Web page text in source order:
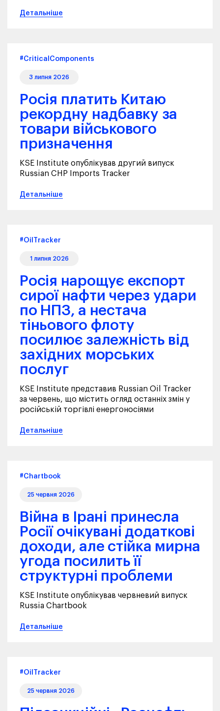
Детальніше
#CriticalComponents
3 липня 2026
Росія платить Китаю
рекордну надбавку за
товари військового
призначення
KSE Institute опублікував другий випуск
Russian CHP Imports Tracker
Детальніше
#OilTracker
1 липня 2026
Росія нарощує експорт
сирої нафти через удари
по НПЗ, а нестача
тіньового флоту
посилює залежність від
західних морських
послуг
KSE Institute представив Russian Oil Tracker
за червень, що містить огляд останніх змін у
російській торгівлі енергоносіями
Детальніше
#Chartbook
25 червня 2026
Війна в Ірані принесла
Росії очікувані додаткові
доходи, але стійка мирна
угода посилить її
структурні проблеми
KSE Institute опублікував червневий випуск
Russia Chartbook
Детальніше
#OilTracker
25 червня 2026